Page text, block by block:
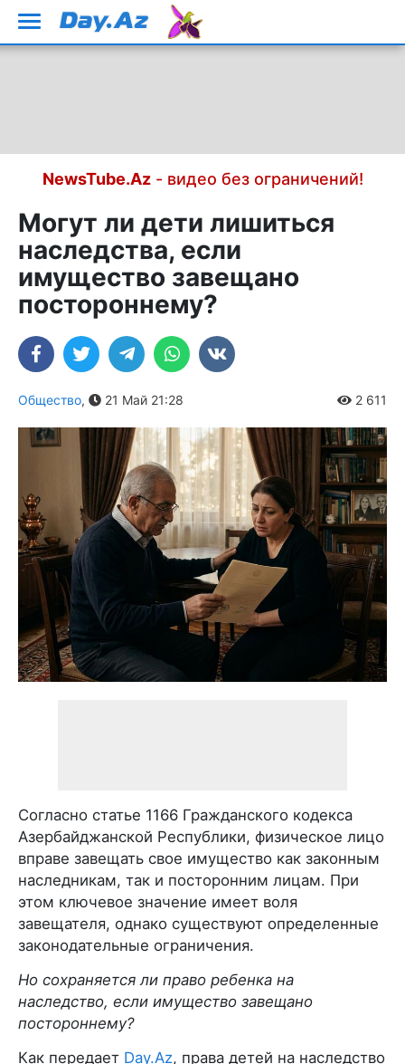
NewsTube.Az- видео без ограничений!
Могут ли дети лишиться
наследства, если
имущество завещано
постороннему?
Общество, 21 Май 21:28 2 611
Согласно статье 1166 Гражданского кодекса
Азербайджанской Республики, физическое лицо
вправе завещать свое имущество как законным
наследникам, так и посторонним лицам. При
этом ключевое значение имеет воля
завещателя, однако существуют определенные
законодательные ограничения.
Но сохраняется ли право ребенка на
наследство, если имущество завещано
постороннему?
Как передает Day.Az, права детей на наследство